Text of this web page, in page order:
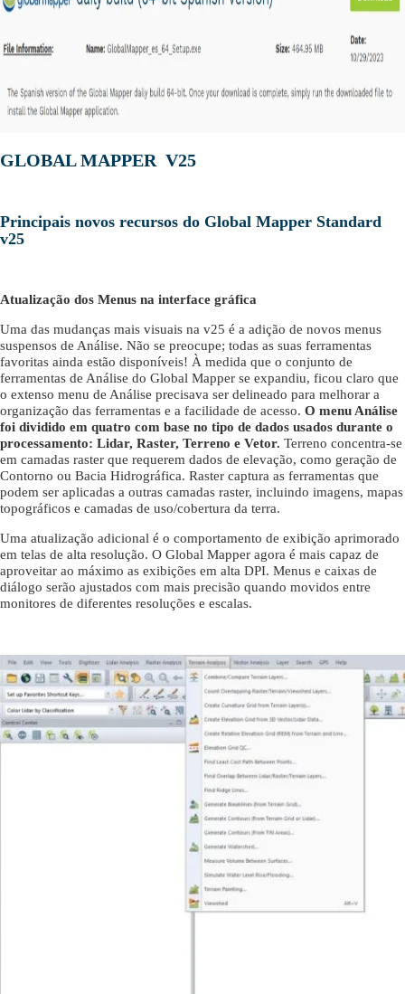
GLOBAL MAPPER V25
Principais novos recursos do Global Mapper Standard
v25
Atualização dos Menus na interface gráfica
Uma das mudanças mais visuais na v25 é a adição de novos menus
suspensos de Análise. Não se preocupe; todas as suas ferramentas
favoritas ainda estão disponíveis! À medida que o conjunto de
ferramentas de Análise do Global Mapper se expandiu, ficou claro que
o extenso menu de Análise precisava ser delineado para melhorar a
organização das ferramentas e a facilidade de acesso. O menu Análise
foi dividido em quatro com base no tipo de dados usados ​​durante o
processamento: Lidar, Raster, Terreno e Vetor. Terreno concentra-se
em camadas raster que requerem dados de elevação, como geração de
Contorno ou Bacia Hidrográfica. Raster captura as ferramentas que
podem ser aplicadas a outras camadas raster, incluindo imagens, mapas
topográficos e camadas de uso/cobertura da terra.
Uma atualização adicional é o comportamento de exibição aprimorado
em telas de alta resolução. O Global Mapper agora é mais capaz de
aproveitar ao máximo as exibições em alta DPI. Menus e caixas de
diálogo serão ajustados com mais precisão quando movidos entre
monitores de diferentes resoluções e escalas.